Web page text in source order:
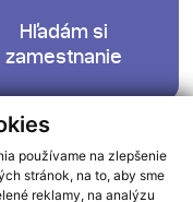
používame na zlepšenie
stránok, na to, aby sme
reklamy, na analýzu
Hľadám si
zamestnanie